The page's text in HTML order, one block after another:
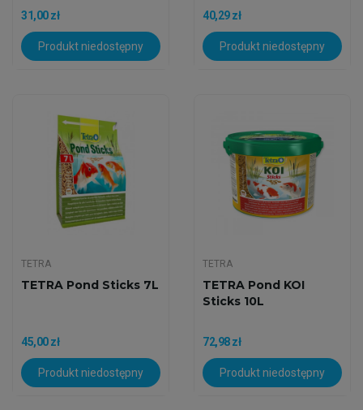
31,00 zł
Produkt niedostępny
40,29 zł
Produkt niedostępny
TETRA
TETRA Pond Sticks 7L
45,00 zł
Produkt niedostępny
TETRA
TETRA Pond KOI
Sticks 10L
72,98 zł
Produkt niedostępny